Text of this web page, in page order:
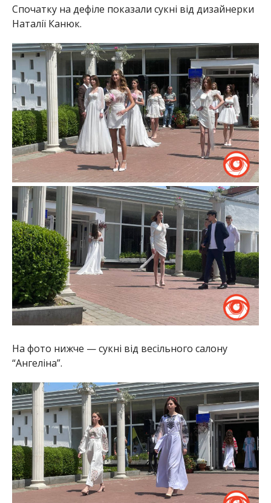
Спочатку на дефіле показали сукні від дизайнерки
Наталії Канюк.
На фото нижче — сукні від весільного салону
“Ангеліна”.